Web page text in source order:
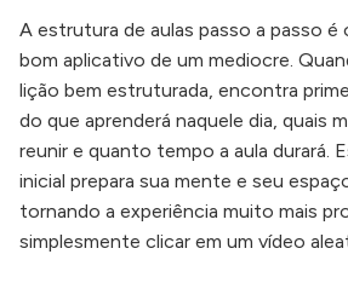
A estrutura de aulas passo a passo é
bom aplicativo de um mediocre.
lição bem estruturada, encontra
do que aprenderá naquele dia, quais
reunir e quanto tempo a aula durará.
inicial prepara sua mente e seu
tornando a experiência muito mais
simplesmente clicar em um vídeo